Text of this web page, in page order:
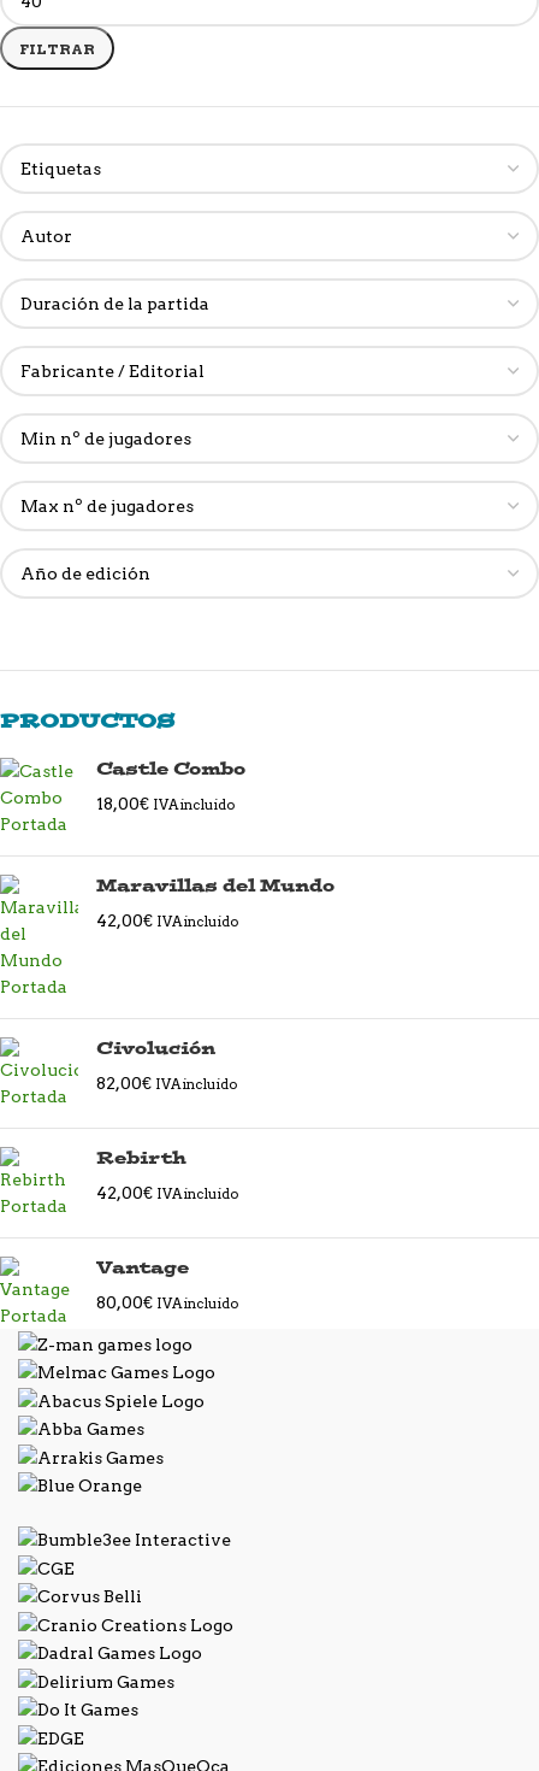
FILTRAR
PRODUCTOS
Castle Combo
18,00€ IVA incluido
Maravillas del Mundo
42,00€ IVA incluido
Civolución
82,00€ IVA incluido
Rebirth
42,00€ IVA incluido
Vantage
80,00€ IVA incluido